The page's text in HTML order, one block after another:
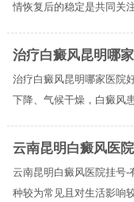
情恢复后的稳定是共同关
治疗白癜风昆明哪
治疗白癜风昆明哪家医院
下降、气候干燥，白癜风
云南昆明白癜风医
云南昆明白癜风医院挂号-
种较为常见且对生活影响